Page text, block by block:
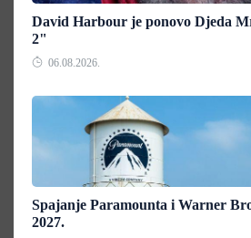
David Harbour je ponovo Djeda
2"
06.08.2026.
Spajanje Paramounta i Warner
2027.